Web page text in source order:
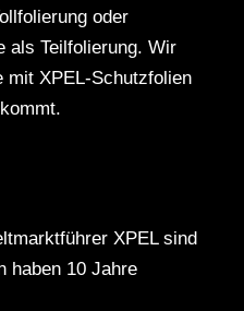
oder
als Teilfolierung. Wir
mit XPEL-Schutzfolien
XPEL sind
haben 10 Jahre